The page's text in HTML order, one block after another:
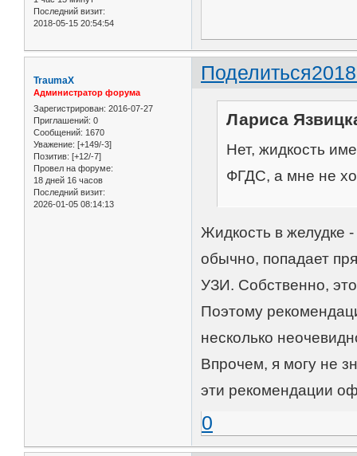
Последний визит:
2018-05-15 20:54:54
Поделиться
TraumaX
Администратор форума
Зарегистрирован: 2016-07-27
Приглашений: 0
Сообщений: 1670
Уважение: [+149/-3]
Позитив: [+12/-7]
Провел на форуме:
18 дней 16 часов
Последний визит:
2026-01-05 08:14:13
Лариса
Нет, жидкость
ФГДС, а мне не
Жидкость в желудке
обычно, попадает
УЗИ. Собственно,
Поэтому
несколько
Впрочем, я могу не
эти рекомендации
0